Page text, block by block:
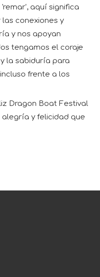
'remar', aquí significa
conexiones y
y nos apoyan
tengamos el coraje
la sabiduría para
frente a los
Dragon Boat Festival
y felicidad que